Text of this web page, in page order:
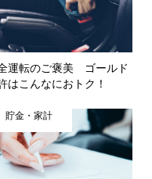
運転のご褒美 ゴールド
はこんなにおトク！
貯金・家計